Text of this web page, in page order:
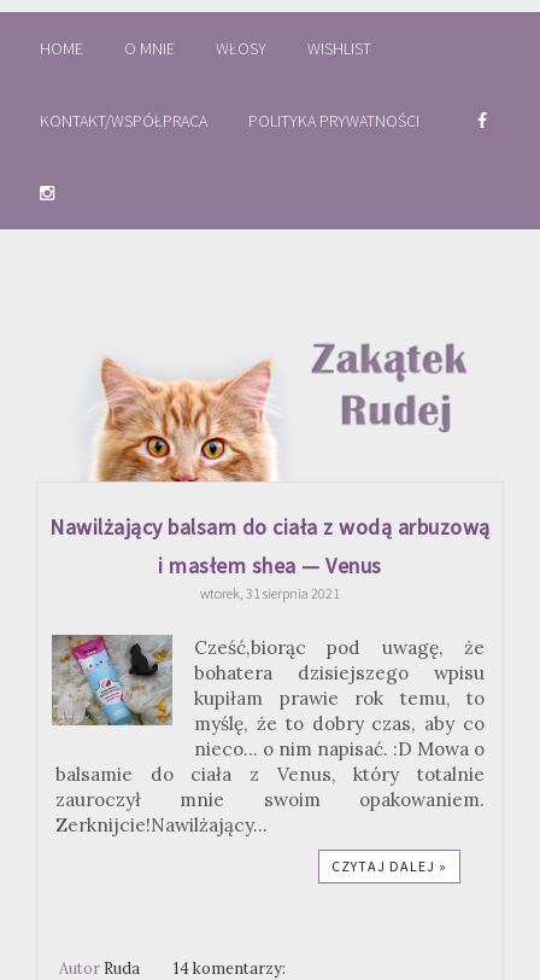
HOME O MNIE WŁOSY WISHLIST
KONTAKT/WSPÓŁPRACA POLITYKA PRYWATNOŚCI
Nawilżający balsam do ciała z wodą arbuzową
i masłem shea — Venus
wtorek, 31 sierpnia 2021
Cześć,biorąc pod uwagę, że
bohatera dzisiejszego wpisu
kupiłam prawie rok temu, to
myślę, że to dobry czas, aby co
nieco... o nim napisać. :D Mowa o
balsamie do ciała z Venus, który totalnie
zauroczył mnie swoim opakowaniem.
Zerknijcie!Nawilżający...
CZYTAJ DALEJ »
Autor Ruda 14 komentarzy: